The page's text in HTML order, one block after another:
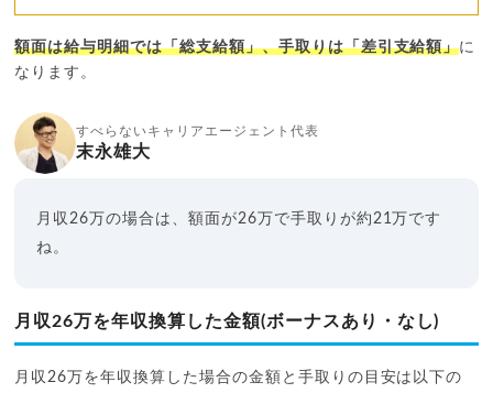
額面は給与明細では「総支給額」、手取りは「差引支給額」に
なります。
すべらないキャリアエージェント代表
末永雄大
月収26万の場合は、額面が26万で手取りが約21万です
ね。
月収26万を年収換算した金額(ボーナスあり・なし)
月収26万を年収換算した場合の金額と手取りの目安は以下の